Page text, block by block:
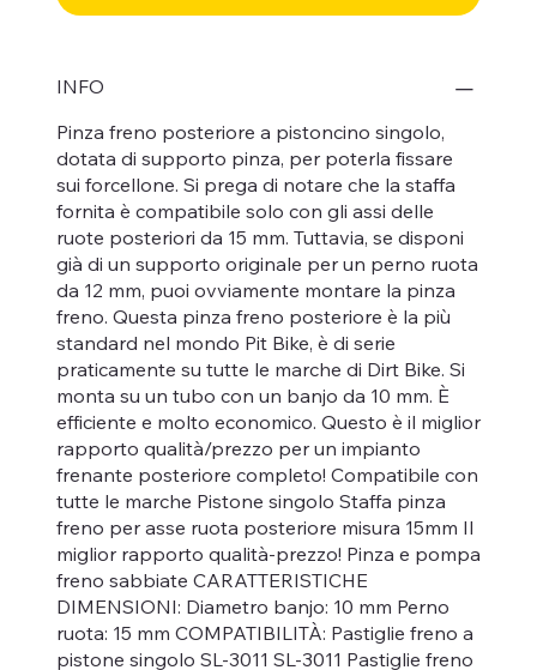
INFO
Pinza freno posteriore a pistoncino singolo,
dotata di supporto pinza, per poterla fissare
sui forcellone. Si prega di notare che la staffa
fornita è compatibile solo con gli assi delle
ruote posteriori da 15 mm. Tuttavia, se disponi
già di un supporto originale per un perno ruota
da 12 mm, puoi ovviamente montare la pinza
freno. Questa pinza freno posteriore è la più
standard nel mondo Pit Bike, è di serie
praticamente su tutte le marche di Dirt Bike. Si
monta su un tubo con un banjo da 10 mm. È
efficiente e molto economico. Questo è il miglior
rapporto qualità/prezzo per un impianto
frenante posteriore completo! Compatibile con
tutte le marche Pistone singolo Staffa pinza
freno per asse ruota posteriore misura 15mm Il
miglior rapporto qualità-prezzo! Pinza e pompa
freno sabbiate CARATTERISTICHE
DIMENSIONI: Diametro banjo: 10 mm Perno
ruota: 15 mm COMPATIBILITÀ: Pastiglie freno a
pistone singolo SL-3011 SL-3011 Pastiglie freno